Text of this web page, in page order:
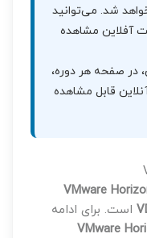
شد. می‌توانید
آفلاین مشاهده
در صفحه هر دوره،
قابل مشاهده
VMware
است. برای ادامه
VMware